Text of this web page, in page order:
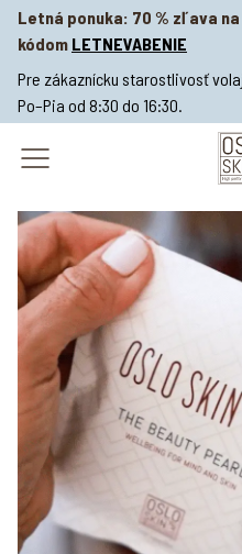
Letná ponuka: 70 % zľava
kódom LETNEVABENIE
Pre zákaznícku starostlivosť
Po–Pia od 8:30 do 16:30.
open navigation menu